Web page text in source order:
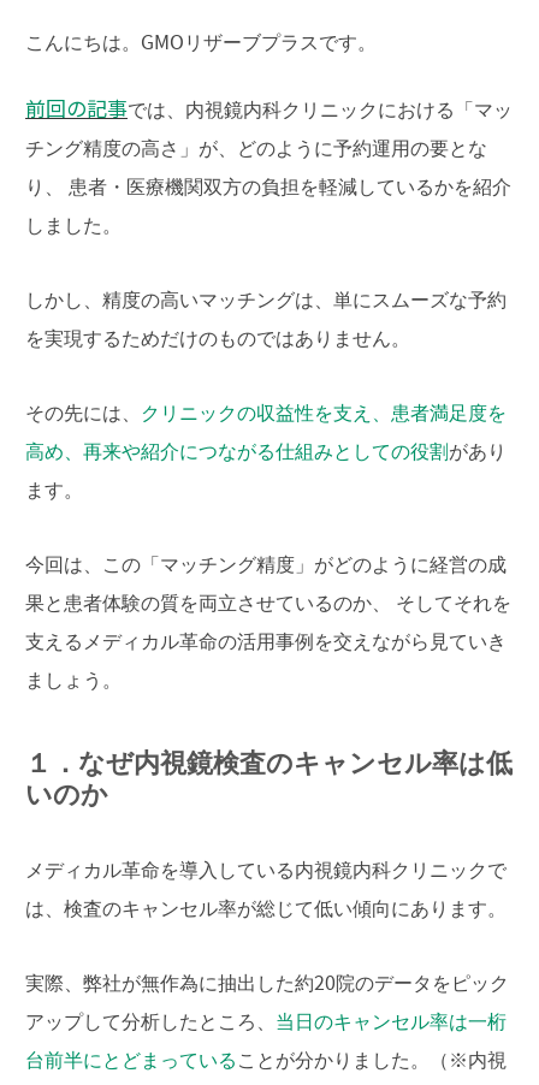
こんにちは。GMOリザーブプラスです。
前回の記事では、内視鏡内科クリニックにおける「マッ
チング精度の高さ」が、どのように予約運用の要とな
り、 患者・医療機関双方の負担を軽減しているかを紹介
しました。
しかし、精度の高いマッチングは、単にスムーズな予約
を実現するためだけのものではありません。
その先には、
クリニックの収益性を支え、患者満足度を
高め、再来や紹介につながる仕組みとしての役割があり
ます。
今回は、この「マッチング精度」がどのように経営の成
果と患者体験の質を両立させているのか、 そしてそれを
支えるメディカル革命の活用事例を交えながら見ていき
ましょう。
１．なぜ内視鏡検査のキャンセル率は低
いのか
メディカル革命を導入している内視鏡内科クリニックで
は、検査のキャンセル率が総じて低い傾向にあります。
実際、弊社が無作為に抽出した約20院のデータをピック
アップして分析したところ、 当日のキャンセル率は一桁
台前半にとどまっている ことが分かりました。（※内視